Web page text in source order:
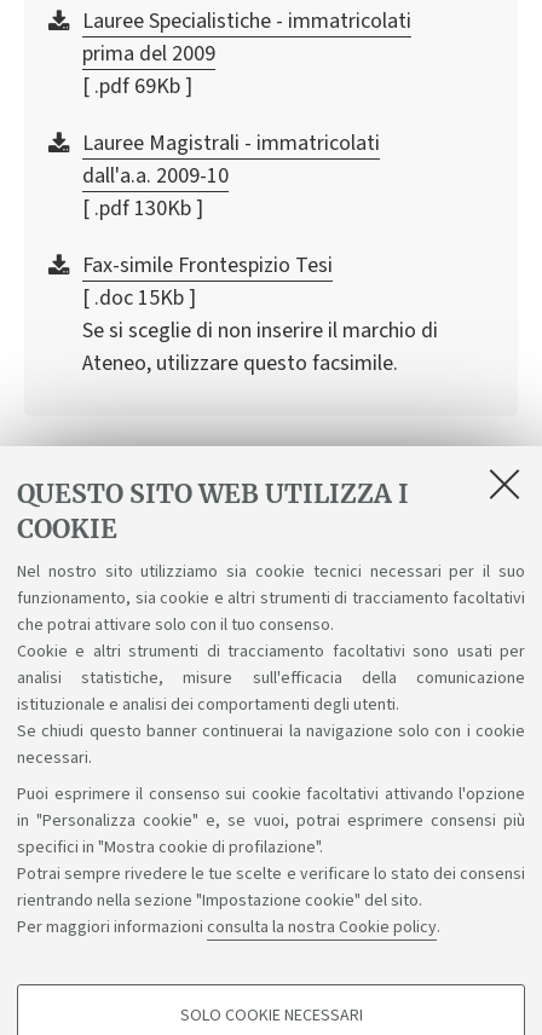
QUESTO SITO WEB UTILIZZA I
COOKIE
Nel nostro sito utilizziamo sia cookie tecnici necessari per il suo
funzionamento, sia cookie e altri strumenti di tracciamento facoltativi
che potrai attivare solo con il tuo consenso.
Cookie e altri strumenti di tracciamento facoltativi sono usati per
analisi statistiche, misure sull'efficacia della comunicazione
istituzionale e analisi dei comportamenti degli utenti.
Se chiudi questo banner continuerai la navigazione solo con i cookie
necessari.
Puoi esprimere il consenso sui cookie facoltativi attivando l'opzione
in "Personalizza cookie" e, se vuoi, potrai esprimere consensi più
specifici in "Mostra cookie di profilazione".
Potrai sempre rivedere le tue scelte e verificare lo stato dei consensi
rientrando nella sezione "Impostazione cookie" del sito.
Per maggiori informazioni consulta la nostra Cookie policy.
SOLO COOKIE NECESSARI
Lauree Specialistiche - immatricolati
prima del 2009
[ .pdf 69Kb ]
Lauree Magistrali - immatricolati
dall'a.a. 2009-10
[ .pdf 130Kb ]
Fax-simile Frontespizio Tesi
[ .doc 15Kb ]
Se si sceglie di non inserire il marchio di
Ateneo, utilizzare questo facsimile.
In evidenza
Utilizzo del marchio di Ateneo nella prova finale
Se si sceglie di inserire il marchio di Ateneo
utilizzare i modelli copertina e frontespizio che si
trovano in questa pagina.
Sosteniamo il diritto alla conoscenza
Seguici su: